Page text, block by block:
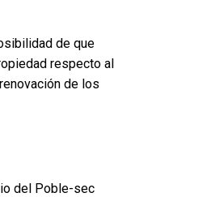
de que
respecto al
de los
del Poble-sec